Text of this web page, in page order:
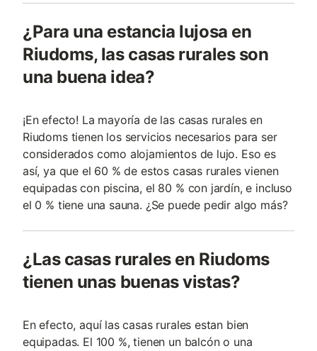
¿Para una estancia lujosa en
Riudoms, las casas rurales son
una buena idea?
¡En efecto! La mayoría de las casas rurales en
Riudoms tienen los servicios necesarios para ser
considerados como alojamientos de lujo. Eso es
así, ya que el 60 % de estos casas rurales vienen
equipadas con piscina, el 80 % con jardín, e incluso
el 0 % tiene una sauna. ¿Se puede pedir algo más?
¿Las casas rurales en Riudoms
tienen unas buenas vistas?
En efecto, aquí las casas rurales estan bien
equipadas. El 100 %, tienen un balcón o una